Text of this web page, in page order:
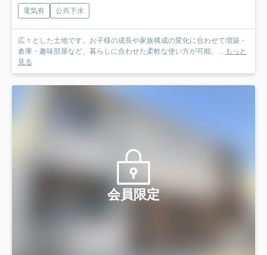
電気有 公共下水
広々とした土地です。お子様の成長や家族構成の変化に合わせて増築・
倉庫・趣味部屋など、暮らしに合わせた柔軟な使い方が可能。... もっと
見る
会員限定